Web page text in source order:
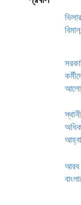
আরব